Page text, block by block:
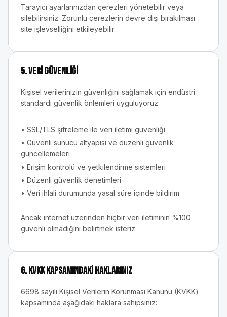
Tarayıcı ayarlarınızdan çerezleri yönetebilir veya
silebilirsiniz. Zorunlu çerezlerin devre dışı bırakılması
site işlevselliğini etkileyebilir.
5. Veri Güvenliği
Kişisel verilerinizin güvenliğini sağlamak için endüstri
standardı güvenlik önlemleri uyguluyoruz:
• SSL/TLS şifreleme ile veri iletimi güvenliği
• Güvenli sunucu altyapısı ve düzenli güvenlik
güncellemeleri
• Erişim kontrolü ve yetkilendirme sistemleri
• Düzenli güvenlik denetimleri
• Veri ihlali durumunda yasal süre içinde bildirim
Ancak internet üzerinden hiçbir veri iletiminin %100
güvenli olmadığını belirtmek isteriz.
6. KVKK Kapsamındaki Haklarınız
6698 sayılı Kişisel Verilerin Korunması Kanunu (KVKK)
kapsamında aşağıdaki haklara sahipsiniz: